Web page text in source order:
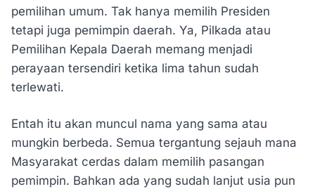
pemilihan umum. Tak hanya memilih Presiden
tetapi juga pemimpin daerah. Ya, Pilkada atau
Pemilihan Kepala Daerah memang menjadi
perayaan tersendiri ketika lima tahun sudah
terlewati.
Entah itu akan muncul nama yang sama atau
mungkin berbeda. Semua tergantung sejauh mana
Masyarakat cerdas dalam memilih pasangan
pemimpin. Bahkan ada yang sudah lanjut usia pun